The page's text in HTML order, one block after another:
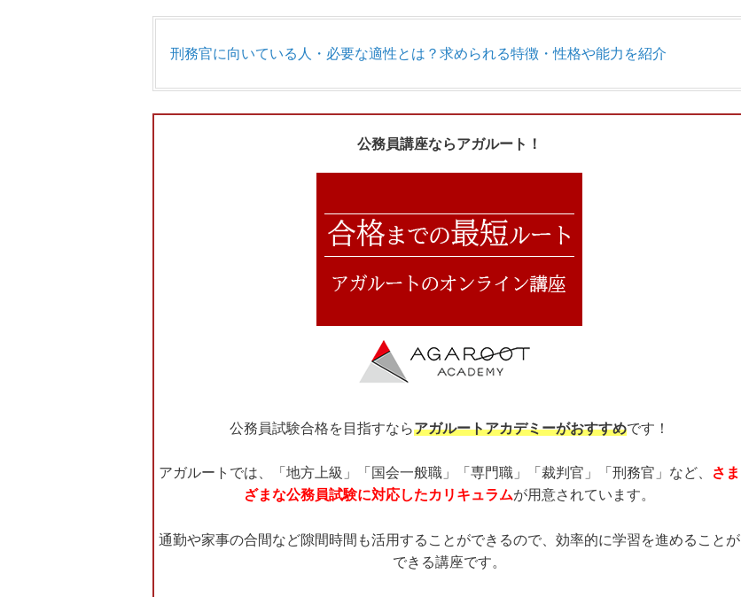
刑務官に向いている人・必要な適性とは？求められる特徴・性格や能力を紹介
公務員講座ならアガルート！
公務員試験合格を目指すならアガルートアカデミーがおすすめです！
アガルートでは、「地方上級」「国会一般職」「専門職」「裁判官」「刑務官」など、
さま
ざまな公務員試験に対応したカリキュラムが用意されています。
通勤や家事の合間など隙間時間も活用することができるので、効率的に学習を進めることが
できる講座です。